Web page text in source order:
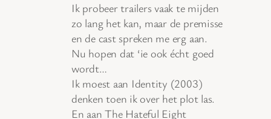
Ik probeer trailers vaak te mijden
zo lang het kan, maar de premisse
en de cast spreken me erg aan.
Nu hopen dat ‘ie ook écht goed
wordt…
Ik moest aan Identity (2003)
denken toen ik over het plot las.
En aan The Hateful Eight